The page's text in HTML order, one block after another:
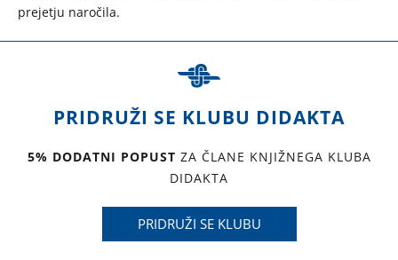
prejetju naročila.
PRIDRUŽI SE KLUBU DIDAKTA
5% DODATNI POPUST ZA ČLANE KNJIŽNEGA KLUBA
DIDAKTA
PRIDRUŽI SE KLUBU